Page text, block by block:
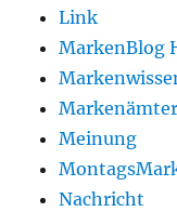
Link
MarkenBlog
Markenämter
Meinung
Nachricht